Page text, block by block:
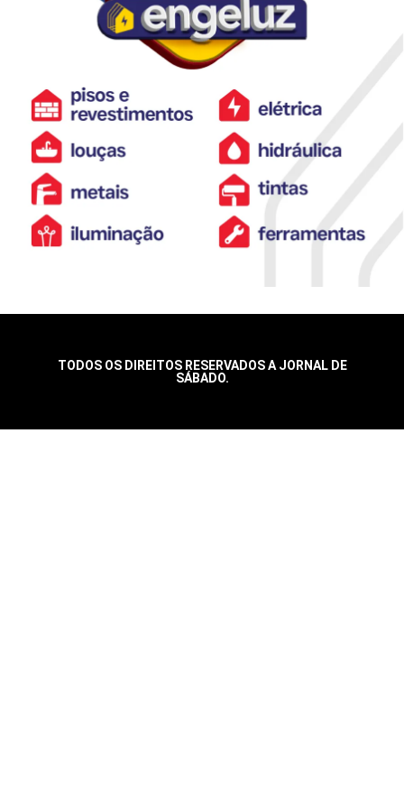
TODOS OS DIREITOS RESERVADOS A JORNAL DE
SÁBADO.